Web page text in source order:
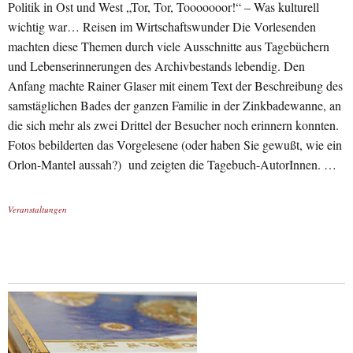
Politik in Ost und West „Tor, Tor, Tooooooor!“ – Was kulturell
wichtig war… Reisen im Wirtschaftswunder Die Vorlesenden
machten diese Themen durch viele Ausschnitte aus Tagebüchern
und Lebenserinnerungen des Archivbestands lebendig. Den
Anfang machte Rainer Glaser mit einem Text der Beschreibung des
samstäglichen Bades der ganzen Familie in der Zinkbadewanne, an
die sich mehr als zwei Drittel der Besucher noch erinnern konnten.
Fotos bebilderten das Vorgelesene (oder haben Sie gewußt, wie ein
Orlon-Mantel aussah?) und zeigten die Tagebuch-AutorInnen. …
Veranstaltungen